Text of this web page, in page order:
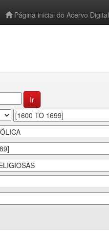
Página inicial do Acervo Digital